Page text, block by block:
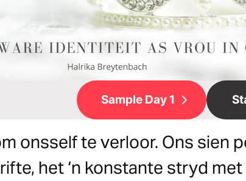
Sample Day 1
onsself te verloor. Ons sien
het ‘n konstante stryd met